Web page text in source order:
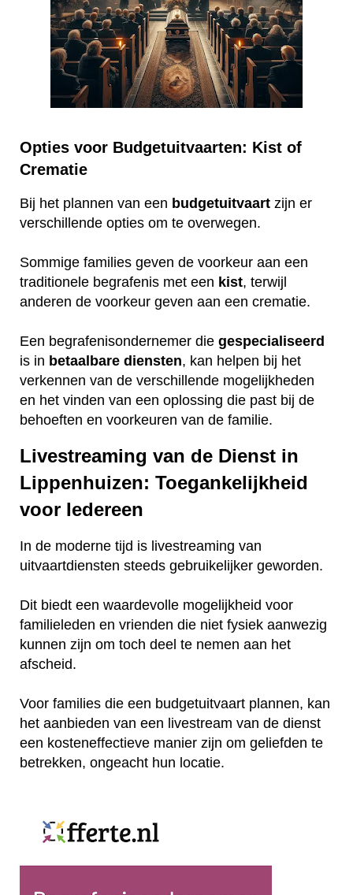
Opties voor Budgetuitvaarten: Kist of
Crematie
Bij het plannen van een budgetuitvaart zijn er
verschillende opties om te overwegen.
Sommige families geven de voorkeur aan een
traditionele begrafenis met een kist, terwijl
anderen de voorkeur geven aan een crematie.
Een begrafenisondernemer die gespecialiseerd
is in betaalbare diensten, kan helpen bij het
verkennen van de verschillende mogelijkheden
en het vinden van een oplossing die past bij de
behoeften en voorkeuren van de familie.
Livestreaming van de Dienst in
Lippenhuizen: Toegankelijkheid
voor Iedereen
In de moderne tijd is livestreaming van
uitvaartdiensten steeds gebruikelijker geworden.
Dit biedt een waardevolle mogelijkheid voor
familieleden en vrienden die niet fysiek aanwezig
kunnen zijn om toch deel te nemen aan het
afscheid.
Voor families die een budgetuitvaart plannen, kan
het aanbieden van een livestream van de dienst
een kosteneffectieve manier zijn om geliefden te
betrekken, ongeacht hun locatie.